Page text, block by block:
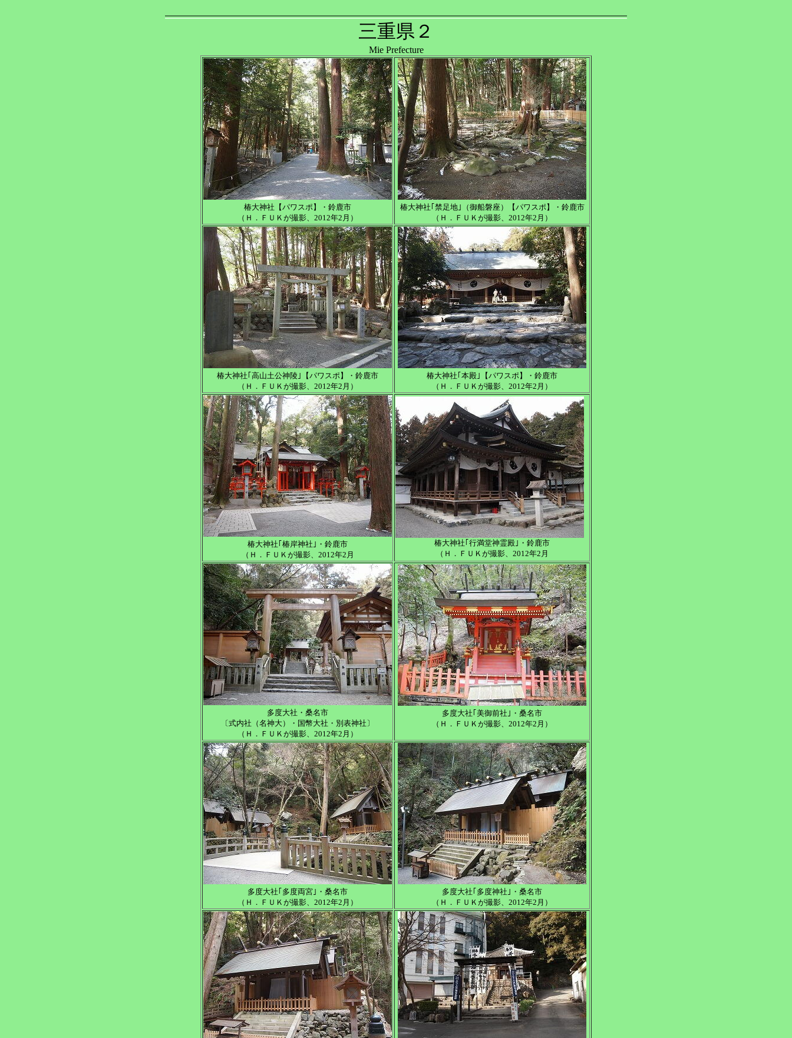
三重県２
Mie Prefecture
椿大神社【パワスポ】・鈴鹿市
（Ｈ．ＦＵＫが撮影、2012年2月）
椿大神社｢禁足地｣（御船磐座）【パワスポ】・鈴鹿市
（Ｈ．ＦＵＫが撮影、2012年2月）
椿大神社｢高山土公神陵｣【パワスポ】・鈴鹿市
（Ｈ．ＦＵＫが撮影、2012年2月）
椿大神社｢本殿｣【パワスポ】・鈴鹿市
（Ｈ．ＦＵＫが撮影、2012年2月）
椿大神社｢椿岸神社｣・鈴鹿市
（Ｈ．ＦＵＫが撮影、2012年2月
椿大神社｢行満堂神霊殿｣・鈴鹿市
（Ｈ．ＦＵＫが撮影、2012年2月
多度大社・桑名市
〔式内社（名神大）・国幣大社・別表神社〕
（Ｈ．ＦＵＫが撮影、2012年2月）
多度大社｢美御前社｣・桑名市
（Ｈ．ＦＵＫが撮影、2012年2月）
多度大社｢多度両宮｣・桑名市
（Ｈ．ＦＵＫが撮影、2012年2月）
多度大社｢多度神社｣・桑名市
（Ｈ．ＦＵＫが撮影、2012年2月）